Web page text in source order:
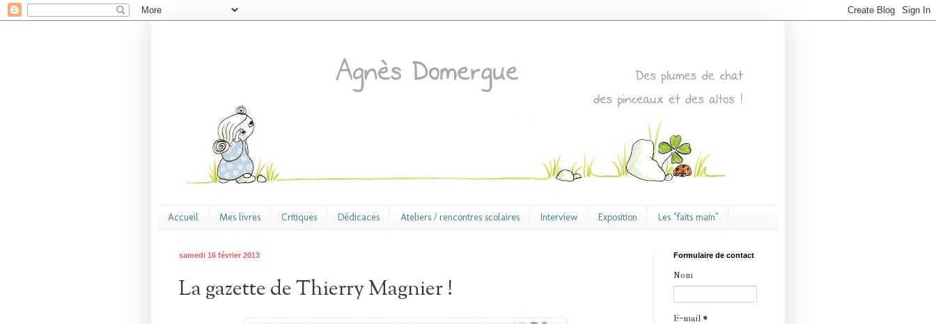
Accueil Mes livres Critiques Dédicaces Ateliers / rencontres scolaires Interview Exposition Les "faits main"
samedi 16 février 2013
La gazette de Thierry Magnier !
Formulaire de contact
Nom
E-mail *